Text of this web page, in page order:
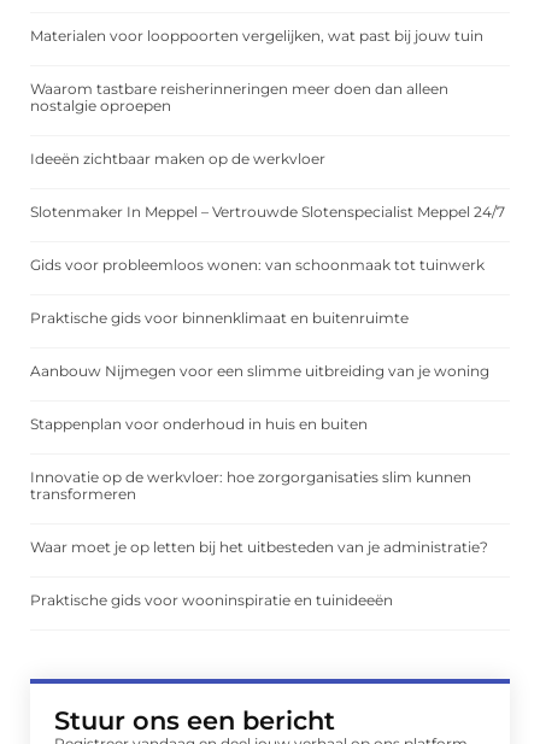
Materialen voor looppoorten vergelijken, wat past bij jouw tuin
Waarom tastbare reisherinneringen meer doen dan alleen
nostalgie oproepen
Ideeën zichtbaar maken op de werkvloer
Slotenmaker In Meppel – Vertrouwde Slotenspecialist Meppel 24/7
Gids voor probleemloos wonen: van schoonmaak tot tuinwerk
Praktische gids voor binnenklimaat en buitenruimte
Aanbouw Nijmegen voor een slimme uitbreiding van je woning
Stappenplan voor onderhoud in huis en buiten
Innovatie op de werkvloer: hoe zorgorganisaties slim kunnen
transformeren
Waar moet je op letten bij het uitbesteden van je administratie?
Praktische gids voor wooninspiratie en tuinideeën
Stuur ons een bericht